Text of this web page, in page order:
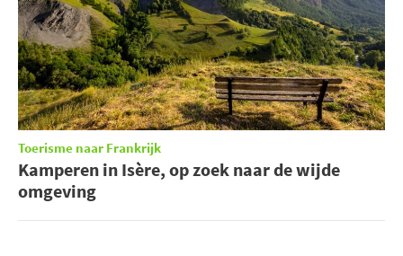
Toerisme naar Frankrijk
Kamperen in Isère, op zoek naar de wijde
omgeving